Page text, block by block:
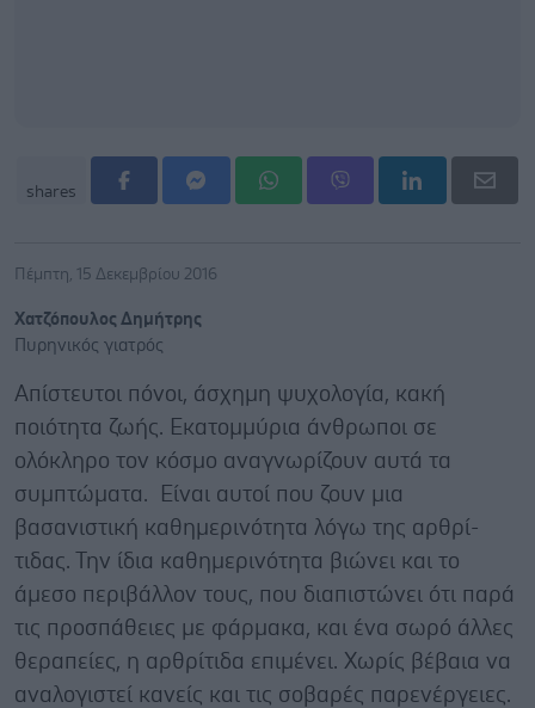
shares
Πέμπτη, 15 Δεκεμβρίου 2016
Χατζόπουλος Δημήτρης
Πυρηνικός γιατρός
Απίστευτοι πόνοι, άσχημη ψυχολογία, κακή
ποιότητα ζωής. Εκατομμύρια άνθρωποι σε
ολόκληρο τον κόσμο αναγνωρίζουν αυτά τα
συμπτώματα. Είναι αυτοί που ζουν μια
βασανιστική καθημερινότητα λόγω της αρθρί-
τιδας. Την ίδια καθημερινότητα βιώνει και το
άμεσο περιβάλλον τους, που διαπιστώνει ότι παρά
τις προσπάθειες με φάρμακα, και ένα σωρό άλλες
θεραπείες, η αρθρίτιδα επιμένει. Χωρίς βέβαια να
αναλογιστεί κανείς και τις σοβαρές παρενέργειες.